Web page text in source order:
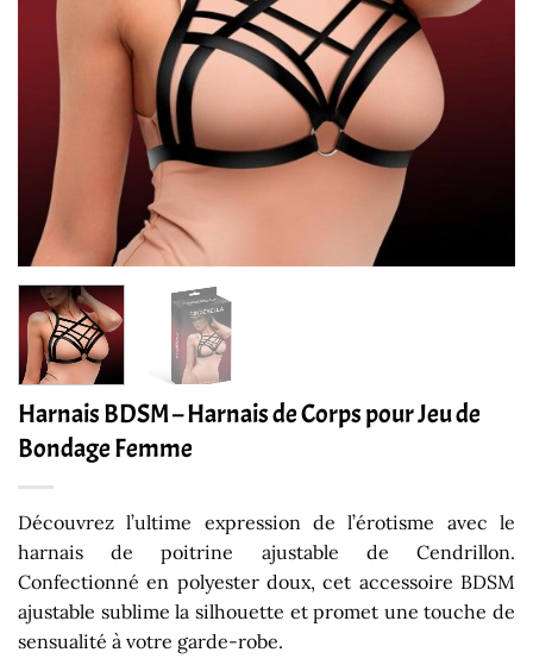
Harnais BDSM – Harnais de Corps pour Jeu de
Bondage Femme
Découvrez l’ultime expression de l’érotisme avec le
harnais de poitrine ajustable de Cendrillon.
Confectionné en polyester doux, cet accessoire BDSM
ajustable sublime la silhouette et promet une touche de
sensualité à votre garde-robe.